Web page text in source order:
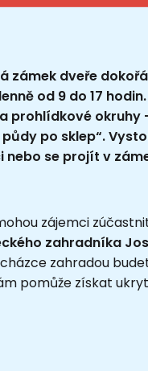
zámek dveře
od 9 do 17
prohlídkové okruhy
půdy po sklep“.
nebo se projít v
zájemci
zahradníka
zahradou
pomůže získat